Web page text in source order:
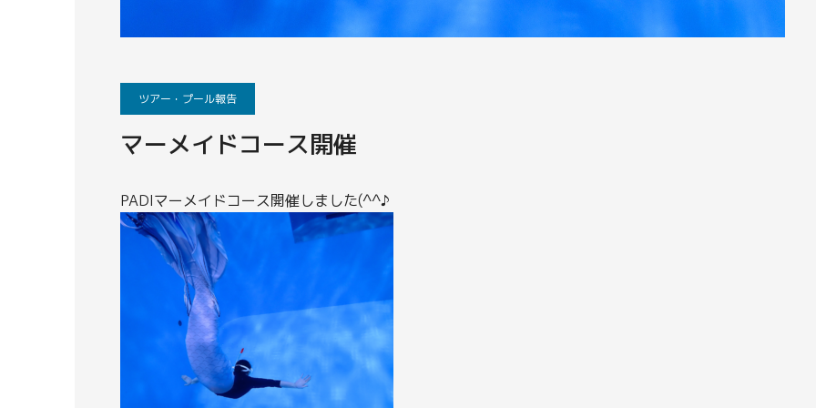
ツアー・プール報告
マーメイドコース開催
PADIマーメイドコース開催しました(^^♪